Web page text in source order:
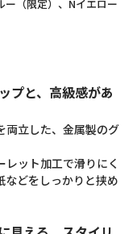
ー（限定）、Nイエロー
プと、高級感があ
両立した、金属製のグ
ット加工で滑りにく
などをしっかりと挟め